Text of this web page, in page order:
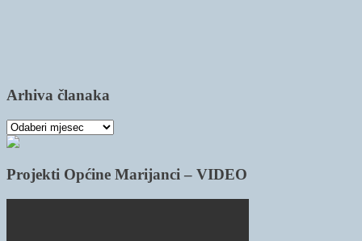
Arhiva članaka
Arhiva
članaka
Projekti Općine Marijanci – VIDEO